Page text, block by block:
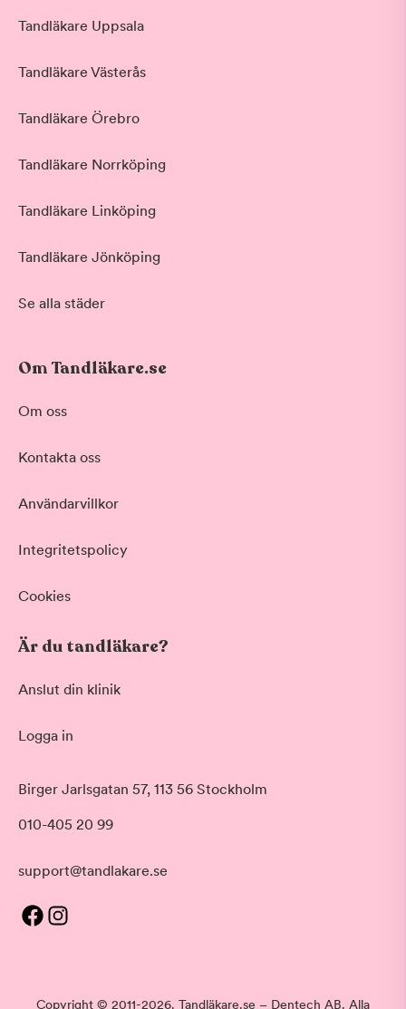
Tandläkare Uppsala
Tandläkare Västerås
Tandläkare Örebro
Tandläkare Norrköping
Tandläkare Linköping
Tandläkare Jönköping
Se alla städer
Om Tandläkare.se
Om oss
Kontakta oss
Användarvillkor
Integritetspolicy
Cookies
Är du tandläkare?
Anslut din klinik
Logga in
Birger Jarlsgatan 57, 113 56 Stockholm
010-405 20 99
support@tandlakare.se
Copyright © 2011-2026. Tandläkare.se – Dentech AB. Alla